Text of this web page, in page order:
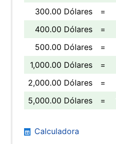
300.00 Dólares
=
400.00 Dólares
=
500.00 Dólares
=
1,000.00 Dólares
=
2,000.00 Dólares
=
5,000.00 Dólares
=
Calculadora